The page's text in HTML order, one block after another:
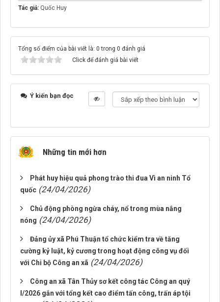
Tác giả: Quốc Huy
Tổng số điểm của bài viết là: 0 trong 0 đánh giá
Click để đánh giá bài viết
Ý kiến bạn đọc
Những tin mới hơn
Phát huy hiệu quả phong trào thi đua Vì an ninh Tổ
quốc (24/04/2026)
Chủ động phòng ngừa cháy, nổ trong mùa nắng
nóng (24/04/2026)
Đảng ủy xã Phú Thuận tổ chức kiểm tra về tăng
cường kỷ luật, kỷ cương trong hoạt động công vụ đối
với Chi bộ Công an xã (24/04/2026)
Công an xã Tân Thủy sơ kết công tác Công an quý
I/2026 gắn với tổng kết cao điểm tấn công, trấn áp tội